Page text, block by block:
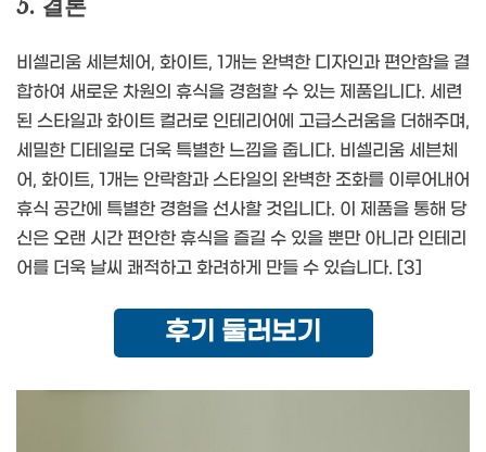
5. 결론
비셀리움 세븐체어, 화이트, 1개는 완벽한 디자인과 편안함을 결
합하여 새로운 차원의 휴식을 경험할 수 있는 제품입니다. 세련
된 스타일과 화이트 컬러로 인테리어에 고급스러움을 더해주며,
세밀한 디테일로 더욱 특별한 느낌을 줍니다. 비셀리움 세븐체
어, 화이트, 1개는 안락함과 스타일의 완벽한 조화를 이루어내어
휴식 공간에 특별한 경험을 선사할 것입니다. 이 제품을 통해 당
신은 오랜 시간 편안한 휴식을 즐길 수 있을 뿐만 아니라 인테리
어를 더욱 날씨 쾌적하고 화려하게 만들 수 있습니다. [3]
후기 둘러보기